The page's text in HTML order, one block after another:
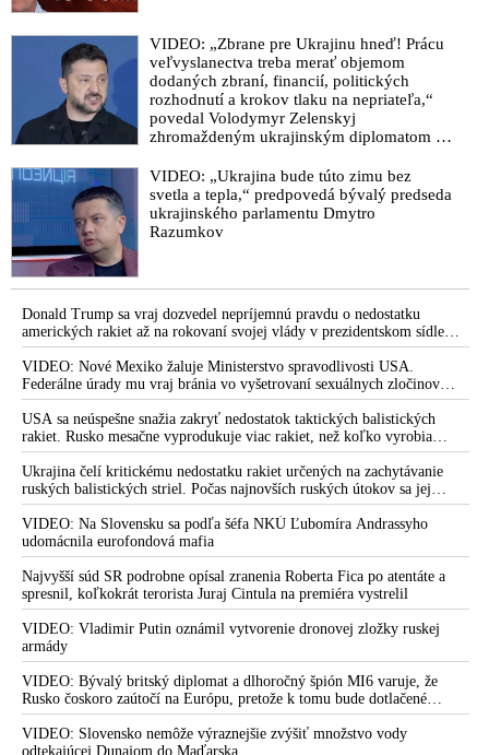
VIDEO: „Zbrane pre Ukrajinu hneď! Prácu
veľvyslanectva treba merať objemom
dodaných zbraní, financií, politických
rozhodnutí a krokov tlaku na nepriateľa,“
povedal Volodymyr Zelenskyj
zhromaždeným ukrajinským diplomatom v
že USA Ukrajine nedodajú protiraketové
systémy Patriot
VIDEO: „Ukrajina bude túto zimu bez
svetla a tepla,“ predpovedá bývalý predseda
ukrajinského parlamentu Dmytro
Razumkov
Donald Trump sa vraj dozvedel nepríjemnú pravdu o nedostatku
amerických rakiet až na rokovaní svojej vlády v prezidentskom sídle
Camp David v Marylande, a preto musel odložiť plánované útoky na
Irán. Prezident USA sa pre to údajne pohádal so šéfom Pentagónu, lebo
bol presvedčený o opaku
VIDEO: Nové Mexiko žaluje Ministerstvo spravodlivosti USA.
Federálne úrady mu vraj bránia vo vyšetrovaní sexuálnych zločinov
organizátora pedofilnej siete Jeffreyho Epsteina. Ten mal nariadiť, aby
dve dievčatá zo zahraničia, ktoré boli uškrtené počas drsného
fetišistického sexu, pochovali v blízkosti jeho ranča v tomto americkom
štáte
USA sa neúspešne snažia zakryť nedostatok taktických balistických
rakiet. Rusko mesačne vyprodukuje viac rakiet, než koľko vyrobia
všetci producenti systémov Patriot dohromady
Ukrajina čelí kritickému nedostatku rakiet určených na zachytávanie
ruských balistických striel. Počas najnovších ruských útokov sa jej
nepodarilo zostreliť ani jednu. Volodymyr Zelenskyj sa v zúfalstve snaží
prostredníctvom NATO zabezpečiť ich dodávky
VIDEO: Na Slovensku sa podľa šéfa NKÚ Ľubomíra Andrassyho
udomácnila eurofondová mafia
Najvyšší súd SR podrobne opísal zranenia Roberta Fica po atentáte a
spresnil, koľkokrát terorista Juraj Cintula na premiéra vystrelil
VIDEO: Vladimir Putin oznámil vytvorenie dronovej zložky ruskej
armády
VIDEO: Bývalý britský diplomat a dlhoročný špión MI6 varuje, že
Rusko čoskoro zaútočí na Európu, pretože k tomu bude dotlačené
rovnako, ako bolo dotlačené k invázii na Ukrajinu v roku 2022.
Zelenskyj medzitým v Kyjeve naliehal na zhromaždených diplomatov,
aby vo svete zháňali energie pre Ukrajinu na zimu. Putin vraj bude
VIDEO: Slovensko nemôže výraznejšie zvýšiť množstvo vody
odtekajúcej Dunajom do Maďarska